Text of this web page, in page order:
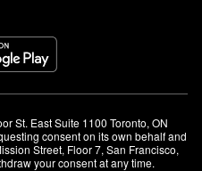
St. East Suite 1100 Toronto, ON
consent on its own behalf and
Street, Floor 7, San Francisco,
your consent at any time.